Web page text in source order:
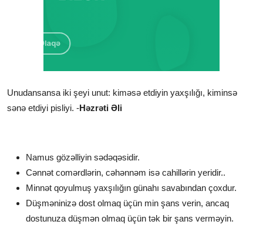
Unudansansa iki şeyi unut: kiməsə etdiyin yaxşılığı, kiminsə
sənə etdiyi pisliyi. -Həzrəti Əli
Namus gözəlliyin sədəqəsidir.
Cənnət comərdlərin, cəhənnəm isə cahillərin yeridir..
Minnət qoyulmuş yaxşılığın günahı savabından çoxdur.
Düşməninizə dost olmaq üçün min şans verin, ancaq
dostunuza düşmən olmaq üçün tək bir şans verməyin.